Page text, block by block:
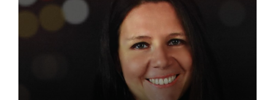
obiegła informacja o stworzeniu niezwykłego
materiału, innego niż dotychczasowe. Badanie
jego właściwości dowiodło, że w porównaniu
do znanych substancji...